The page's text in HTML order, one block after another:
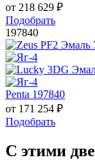
от 218 629 ₽
Подобрать
197840
Penta 197840
от 171 254 ₽
Подобрать
С этими